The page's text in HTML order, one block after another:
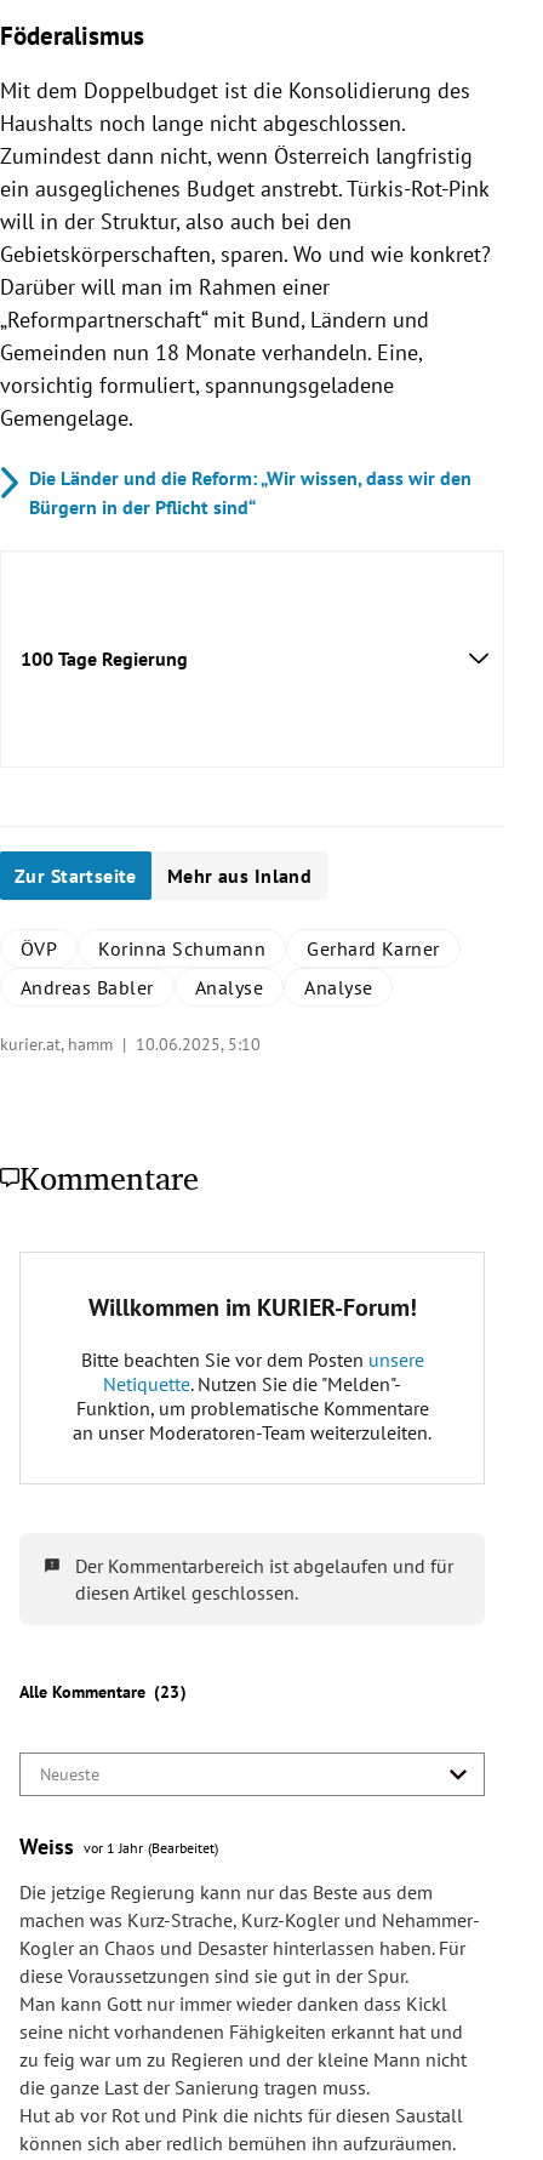
Föderalismus
Mit dem Doppelbudget ist die Konsolidierung des
Haushalts noch lange nicht abgeschlossen.
Zumindest dann nicht, wenn Österreich langfristig
ein ausgeglichenes Budget anstrebt. Türkis-Rot-Pink
will in der Struktur, also auch bei den
Gebietskörperschaften, sparen. Wo und wie konkret?
Darüber will man im Rahmen einer
„Reformpartnerschaft“ mit Bund, Ländern und
Gemeinden nun 18 Monate verhandeln. Eine,
vorsichtig formuliert, spannungsgeladene
Gemengelage.
Die Länder und die Reform: „Wir wissen, dass wir den
Bürgern in der Pflicht sind“
100 Tage Regierung
Zur Startseite Mehr aus Inland
ÖVP Korinna Schumann
Gerhard Karner
Andreas Babler
Analyse Analyse
kurier.at, hamm | 10.06.2025, 5:10
Kommentare